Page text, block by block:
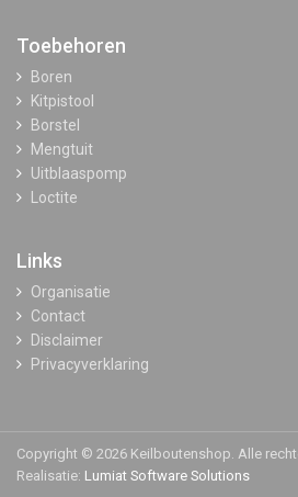
Toebehoren
Boren
Kitpistool
Borstel
Mengtuit
Uitblaaspomp
Loctite
Links
Organisatie
Contact
Disclaimer
Privacyverklaring
Copyright © 2026 Keilboutenshop. Alle
Realisatie: Lumiat Software Solutions